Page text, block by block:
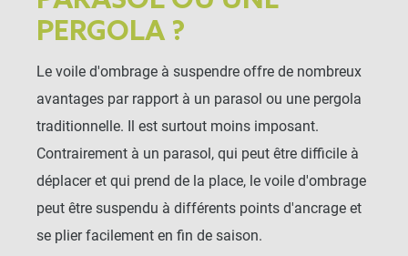
PERGOLA ?
Le voile d'ombrage à suspendre offre de nombreux
avantages par rapport à un parasol ou une pergola
traditionnelle. Il est surtout moins imposant.
Contrairement à un parasol, qui peut être difficile à
déplacer et qui prend de la place, le voile d'ombrage
peut être suspendu à différents points d'ancrage et
se plier facilement en fin de saison.